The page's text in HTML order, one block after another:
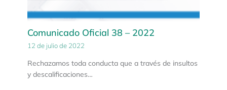
Comunicado Oficial 38 – 2022
12 de julio de 2022
Rechazamos toda conducta que a través de insultos
y descalificaciones…